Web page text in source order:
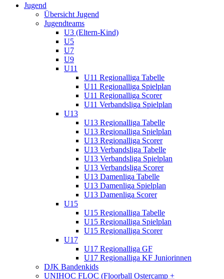
Jugend
Übersicht Jugend
Jugendteams
U3 (Eltern-Kind)
U5
U7
U9
U11
U11 Regionalliga Tabelle
U11 Regionalliga Spielplan
U11 Regionalliga Scorer
U11 Verbandsliga Spielplan
U13
U13 Regionalliga Tabelle
U13 Regionalliga Spielplan
U13 Regionalliga Scorer
U13 Verbandsliga Tabelle
U13 Verbandsliga Spielplan
U13 Verbandsliga Scorer
U13 Damenliga Tabelle
U13 Damenliga Spielplan
U13 Damenliga Scorer
U15
U15 Regionalliga Tabelle
U15 Regionalliga Spielplan
U15 Regionalliga Scorer
U17
U17 Regionalliga GF
U17 Regionalliga KF Juniorinnen
DJK Bandenkids
UNIHOC FLOC (Floorball Ostercamp +